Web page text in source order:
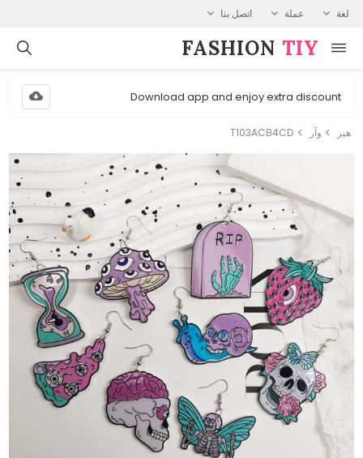
لغة عملة اتصل بنا
FASHION⁠ TIY
Download app and enjoy extra discount
هير وآر T103ACB4CD